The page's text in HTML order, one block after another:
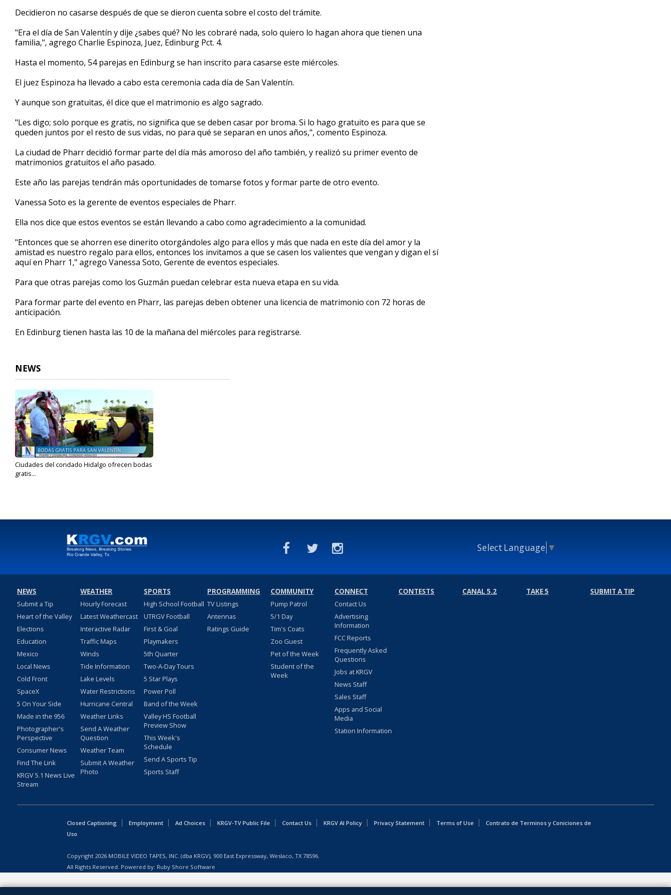
Decidieron no casarse después de que se dieron cuenta sobre el costo del trámite.
"Era el día de San Valentín y dije ¿sabes qué? No les cobraré nada, solo quiero lo hagan ahora que tienen una
familia,", agrego Charlie Espinoza, Juez, Edinburg Pct. 4.
Hasta el momento, 54 parejas en Edinburg se han inscrito para casarse este miércoles.
El juez Espinoza ha llevado a cabo esta ceremonia cada día de San Valentín.
Y aunque son gratuitas, él dice que el matrimonio es algo sagrado.
"Les digo; solo porque es gratis, no significa que se deben casar por broma. Si lo hago gratuito es para que se
queden juntos por el resto de sus vidas, no para qué se separan en unos años,", comento Espinoza.
La ciudad de Pharr decidió formar parte del día más amoroso del año también, y realizó su primer evento de
matrimonios gratuitos el año pasado.
Este año las parejas tendrán más oportunidades de tomarse fotos y formar parte de otro evento.
Vanessa Soto es la gerente de eventos especiales de Pharr.
Ella nos dice que estos eventos se están llevando a cabo como agradecimiento a la comunidad.
"Entonces que se ahorren ese dinerito otorgándoles algo para ellos y más que nada en este día del amor y la
amistad es nuestro regalo para ellos, entonces los invitamos a que se casen los valientes que vengan y digan el sí
aquí en Pharr 1," agrego Vanessa Soto, Gerente de eventos especiales.
Para que otras parejas como los Guzmán puedan celebrar esta nueva etapa en su vida.
Para formar parte del evento en Pharr, las parejas deben obtener una licencia de matrimonio con 72 horas de
anticipación.
En Edinburg tienen hasta las 10 de la mañana del miércoles para registrarse.
NEWS
Ciudades del condado Hidalgo ofrecen bodas
gratis...
Select Language ▼
NEWS
Submit a Tip
Heart of the Valley
Elections
Education
Mexico
Local News
Cold Front
SpaceX
5 On Your Side
Made in the 956
Photographer's
Perspective
Consumer News
Find The Link
KRGV 5.1 News Live
Stream
WEATHER
Hourly Forecast
Latest Weathercast
Interactive Radar
Traffic Maps
Winds
Tide Information
Lake Levels
Water Restrictions
Hurricane Central
Weather Links
Send A Weather
Question
Weather Team
Submit A Weather
Photo
SPORTS
High School Football
UTRGV Football
First & Goal
Playmakers
5th Quarter
Two-A-Day Tours
5 Star Plays
Power Poll
Band of the Week
Valley HS Football
Preview Show
This Week's
Schedule
Send A Sports Tip
Sports Staff
PROGRAMMING
TV Listings
Antennas
Ratings Guide
COMMUNITY
Pump Patrol
5/1 Day
Tim's Coats
Zoo Guest
Pet of the Week
Student of the
Week
CONNECT
Contact Us
Advertising
Information
FCC Reports
Frequently Asked
Questions
Jobs at KRGV
News Staff
Sales Staff
Apps and Social
Media
Station Information
CONTESTS CANAL 5.2 TAKE 5 SUBMIT A TIP
Closed Captioning Employment Ad Choices KRGV-TV Public File Contact Us KRGV AI Policy Privacy Statement Terms of Use
Contrato de Terminos y Coniciones de
Uso
Copyright 2026 MOBILE VIDEO TAPES, INC. (dba KRGV), 900 East Expressway, Weslaco, TX 78596.
All Rights Reserved. Powered by: Ruby Shore Software